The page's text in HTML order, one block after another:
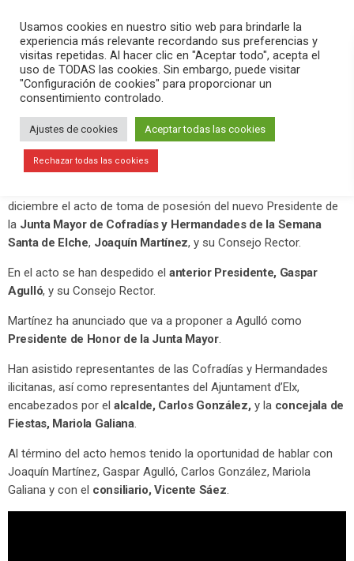
search menu pause PLAY
diciembre 12, 2020
Joaquín Martínez toma posesión
como nuevo presidente de la
Semana Santa de Elche
diciembre el acto de toma de posesión del nuevo Presidente de
la Junta Mayor de Cofradías y Hermandades de la Semana
Santa de Elche, Joaquín Martínez, y su Consejo Rector.
En el acto se han despedido el anterior Presidente, Gaspar
Agulló, y su Consejo Rector.
Martínez ha anunciado que va a proponer a Agulló como
Presidente de Honor de la Junta Mayor.
Han asistido representantes de las Cofradías y Hermandades
ilicitanas, así como representantes del Ajuntament d’Elx,
encabezados por el alcalde, Carlos González, y la concejala de
Fiestas, Mariola Galiana.
Al término del acto hemos tenido la oportunidad de hablar con
Joaquín Martínez, Gaspar Agulló, Carlos González, Mariola
Galiana y con el consiliario, Vicente Sáez
Usamos cookies en nuestro sitio web para brindarle la
experiencia más relevante recordando sus preferencias y
visitas repetidas. Al hacer clic en "Aceptar todo", acepta el
uso de TODAS las cookies. Sin embargo, puede visitar
"Configuración de cookies" para proporcionar un
consentimiento controlado.
Ajustes de cookies Aceptar todas las cookies
Rechazar todas las cookies